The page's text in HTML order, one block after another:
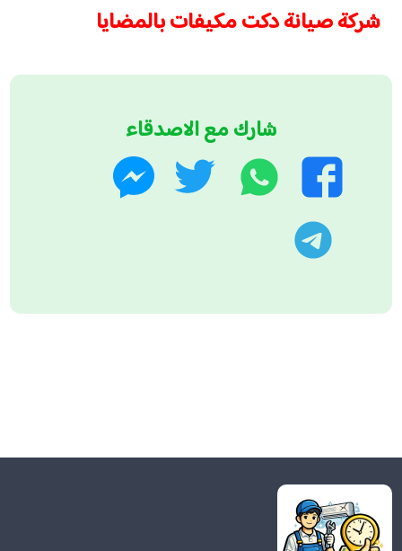
شركة صيانة دكت مكيفات بالمضايا
شارك مع الاصدقاء
فيسبوك
واتساب تويتر